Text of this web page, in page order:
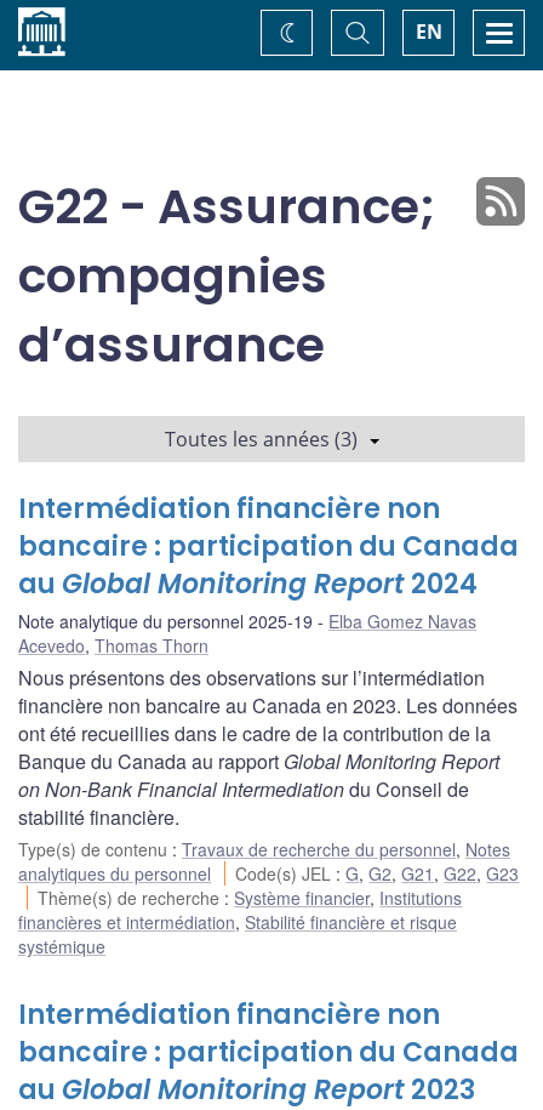
Accueil EN
Basculer
la
recherche
Changez
de
G22 - Assurance;
compagnies
d’assurance
Toutes les années (3)
Intermédiation financière non
bancaire : participation du Canada
au Global Monitoring Report2024
Note analytique du personnel 2025-19
Elba Gomez Navas
Acevedo, Thomas Thorn
Nous présentons des observations sur l’intermédiation
financière non bancaire au Canada en 2023. Les données
ont été recueillies dans le cadre de la contribution de la
Banque du Canada au rapport Global Monitoring Report
on Non-Bank Financial Intermediationdu Conseil de
stabilité financière.
Type(s) de contenu : Travaux de recherche du personnel, Notes
analytiques du personnel
Code(s) JEL :G,G2,G21 ,G22,G23
Thème(s) de recherche : Système financier, Institutions
financières et intermédiation, Stabilité financière et risque
systémique
Intermédiation financière non
bancaire : participation du Canada
au Global Monitoring Report2023